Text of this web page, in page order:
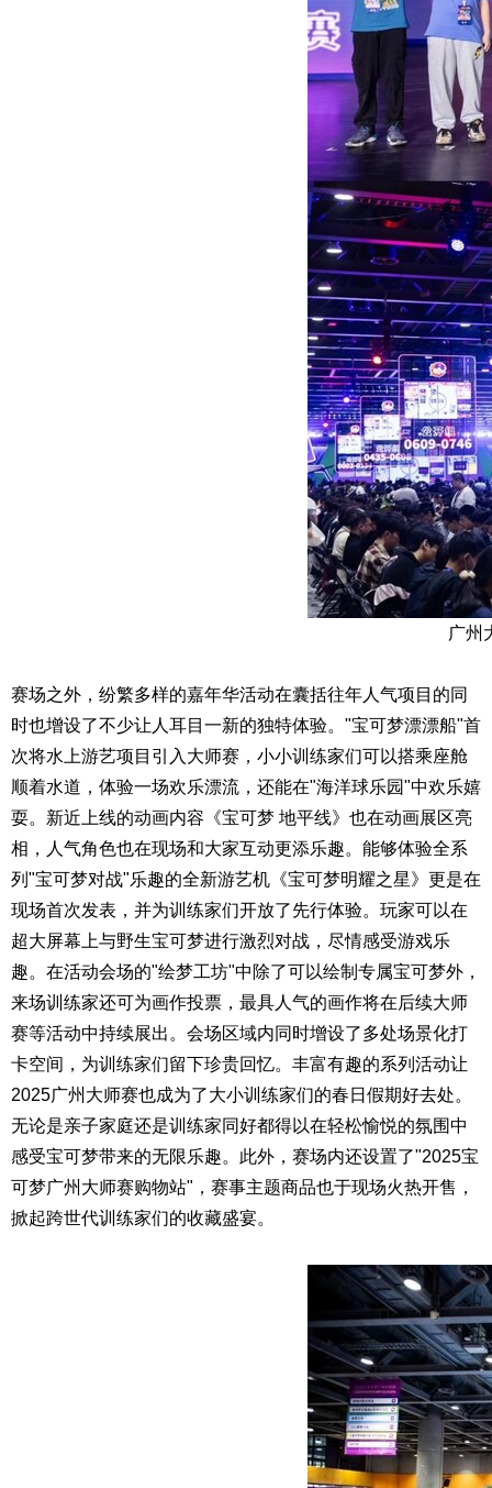
广州
赛场之外，纷繁多样的嘉年华活动在囊括往年人气项目的同
时也增设了不少让人耳目一新的独特体验。"宝可梦漂漂船"首
次将水上游艺项目引入大师赛，小小训练家们可以搭乘座舱
顺着水道，体验一场欢乐漂流，还能在"海洋球乐园"中欢乐嬉
耍。新近上线的动画内容《宝可梦 地平线》也在动画展区亮
相，人气角色也在现场和大家互动更添乐趣。能够体验全系
列"宝可梦对战"乐趣的全新游艺机《宝可梦明耀之星》更是在
现场首次发表，并为训练家们开放了先行体验。玩家可以在
超大屏幕上与野生宝可梦进行激烈对战，尽情感受游戏乐
趣。在活动会场的"绘梦工坊"中除了可以绘制专属宝可梦外，
来场训练家还可为画作投票，最具人气的画作将在后续大师
赛等活动中持续展出。会场区域内同时增设了多处场景化打
卡空间，为训练家们留下珍贵回忆。丰富有趣的系列活动让
2025广州大师赛也成为了大小训练家们的春日假期好去处。
无论是亲子家庭还是训练家同好都得以在轻松愉悦的氛围中
感受宝可梦带来的无限乐趣。此外，赛场内还设置了"2025宝
可梦广州大师赛购物站"，赛事主题商品也于现场火热开售，
掀起跨世代训练家们的收藏盛宴。